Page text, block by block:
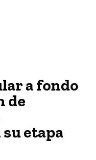
a fondo
de
etapa